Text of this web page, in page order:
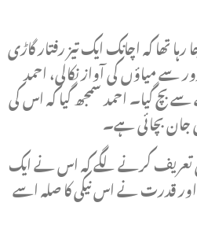
تھا کہ اچانک ایک تیز رفتار گاڑی
میاؤں کی آواز نکالی، احمد
بچ گیا۔ احمد سمجھ گیا کہ اس کی
بچائی ہے۔
کرنے لگے کہ اس نے ایک
اور قدرت نے اس نیکی کا صلہ اسے